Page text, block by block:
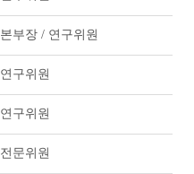
본부장 / 연구위원
연구위원
연구위원
전문위원